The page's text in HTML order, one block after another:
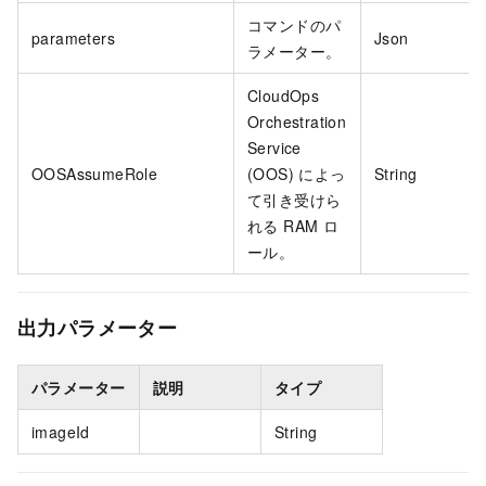
parameters
コマンドのパ
ラメーター。
Json
OOSAssumeRole
CloudOps
Orchestration
Service
(OOS) によっ
て引き受けら
れる RAM ロ
ール。
String
出力パラメーター
パラメーター 説明 タイプ
imageId String